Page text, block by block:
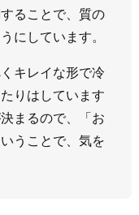
ることで、質の
にしています。
キレイな形で冷
りはしています
まるので、「お
うことで、気を